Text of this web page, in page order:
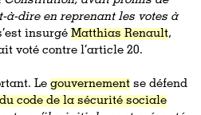
à-dire en reprenant les votes à
insurgéMatthias Renault,
voté contre l’article 20.
Legouvernement se défend
code de la sécurité sociale